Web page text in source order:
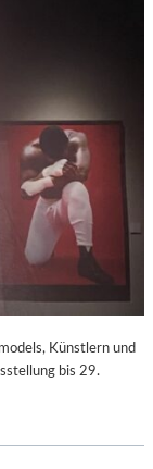
Künstlern und
bis 29.